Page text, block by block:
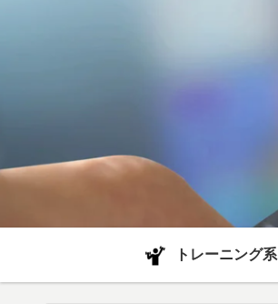
トレーニング系